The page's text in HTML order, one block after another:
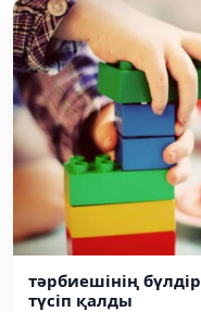
тәрбиешінің
түсіп қалды